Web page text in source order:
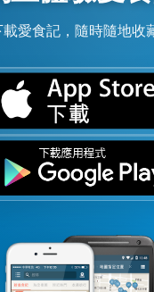
愛食記，隨時隨地收